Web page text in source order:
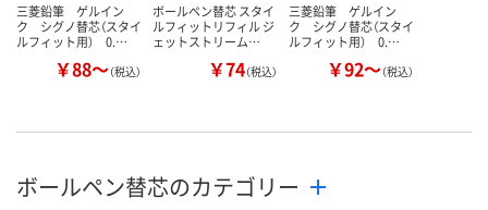
三菱鉛筆 ゲルイン
ク シグノ替芯（スタイ
ルフィット用） 0.…
￥88～（税込）
ボールペン替芯 スタイ
ルフィットリフィル ジ
ェットストリーム…
￥74（税込）
三菱鉛筆 ゲルイン
ク シグノ替芯（スタイ
ルフィット用） 0.…
￥92～（税込）
ボールペン替芯のカテゴリー